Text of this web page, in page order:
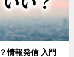
情報発信 入門